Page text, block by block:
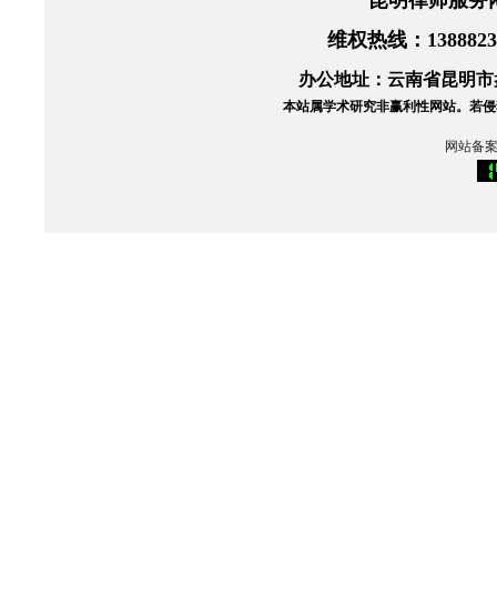
维权热线 ：
办公地址：云南省昆明
本站属学术研究非赢利性网站。 若
网站备